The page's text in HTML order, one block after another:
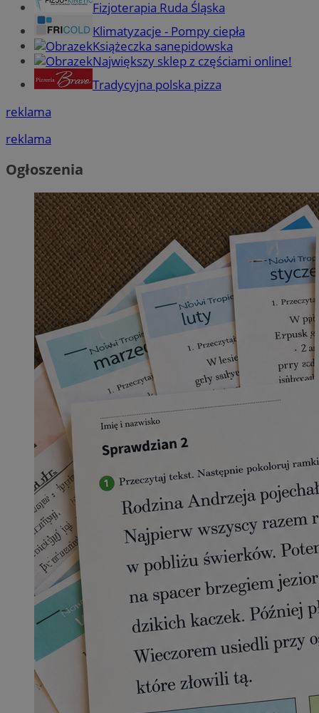
Fizjoterapia Ruda Śląska
Klimatyzacje - Pompy ciepła
Książeczka sanepidowska
Największy sklep z częściami online!
Tradycyjna polska pizza
reklama
reklama
Ogłoszenia